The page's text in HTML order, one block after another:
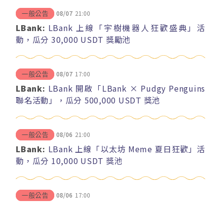
一般公告 08/07 21:00
LBank: LBank 上線「宇樹機器人狂歡盛典」活
動，瓜分 30,000 USDT 獎勵池
一般公告 08/07 17:00
LBank: LBank 開啟「LBank × Pudgy Penguins
聯名活動」，瓜分 500,000 USDT 獎池
一般公告 08/06 21:00
LBank: LBank 上線「以太坊 Meme 夏日狂歡」活
動，瓜分 10,000 USDT 獎池
一般公告 08/06 17:00